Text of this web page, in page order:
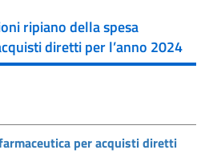
ripiano della spesa
diretti per l’anno 2024
per acquisti diretti